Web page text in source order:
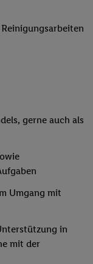
gerne auch als
Umgang mit
in
mit der